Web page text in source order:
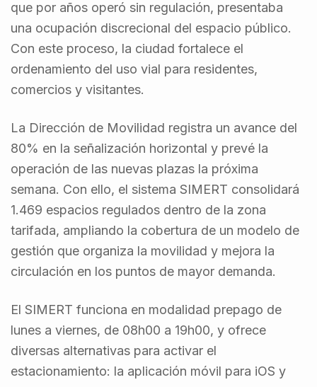
que por años operó sin regulación, presentaba
una ocupación discrecional del espacio público.
Con este proceso, la ciudad fortalece el
ordenamiento del uso vial para residentes,
comercios y visitantes.
La Dirección de Movilidad registra un avance del
80% en la señalización horizontal y prevé la
operación de las nuevas plazas la próxima
semana. Con ello, el sistema SIMERT consolidará
1.469 espacios regulados dentro de la zona
tarifada, ampliando la cobertura de un modelo de
gestión que organiza la movilidad y mejora la
circulación en los puntos de mayor demanda.
El SIMERT funciona en modalidad prepago de
lunes a viernes, de 08h00 a 19h00, y ofrece
diversas alternativas para activar el
estacionamiento: la aplicación móvil para iOS y